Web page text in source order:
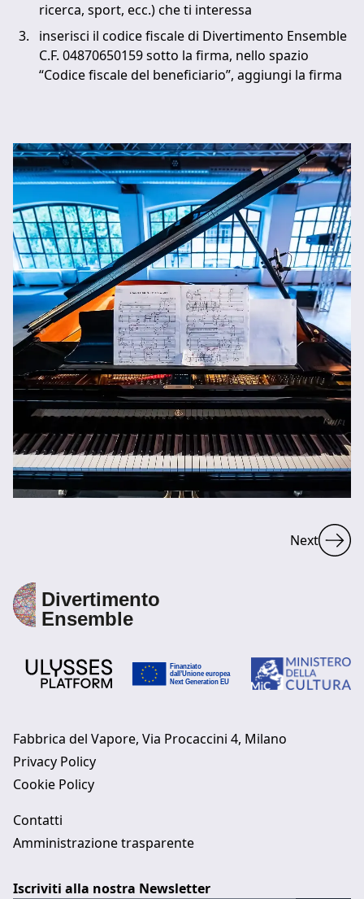
ricerca, sport, ecc.) che ti interessa
inserisci il codice fiscale di Divertimento Ensemble
C.F. 04870650159 sotto la firma, nello spazio
“Codice fiscale del beneficiario”, aggiungi la firma
Next
Fabbrica del Vapore, Via Procaccini 4, Milano
Privacy Policy
Cookie Policy
Contatti
Amministrazione trasparente
Iscriviti alla nostra Newsletter